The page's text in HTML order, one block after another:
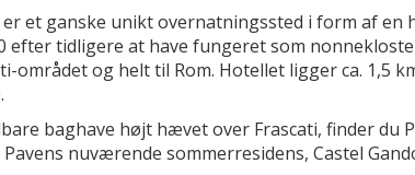
er et ganske unikt overnatningssted i form af
efter tidligere at have fungeret som
området og helt til Rom. Hotellet ligger ca. 1,5
baghave højt hævet over Frascati, finder du
nuværende sommerresidens, Castel